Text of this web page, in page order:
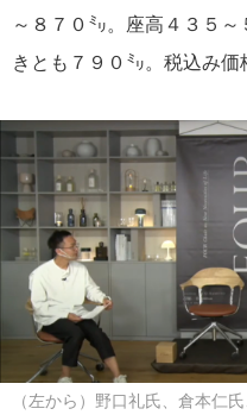
～８７０㍉。座高４３５
きとも７９０㍉。税込み価
（左から）野口礼氏、倉本仁